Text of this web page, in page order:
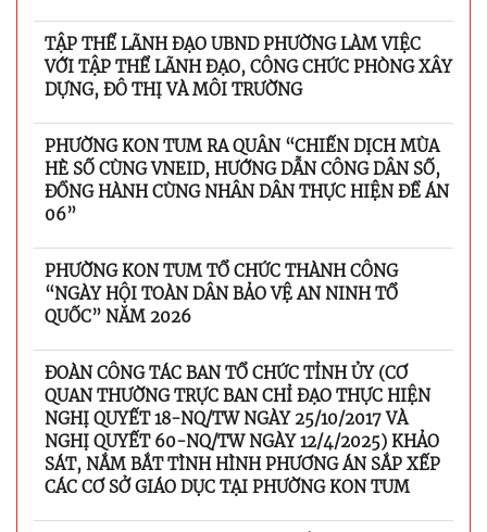
TẬP THỂ LÃNH ĐẠO UBND PHƯỜNG LÀM VIỆC
VỚI TẬP THỂ LÃNH ĐẠO, CÔNG CHỨC PHÒNG XÂY
DỰNG, ĐÔ THỊ VÀ MÔI TRƯỜNG
PHƯỜNG KON TUM RA QUÂN “CHIẾN DỊCH MÙA
HÈ SỐ CÙNG VNEID, HƯỚNG DẪN CÔNG DÂN SỐ,
ĐỒNG HÀNH CÙNG NHÂN DÂN THỰC HIỆN ĐỀ ÁN
06”
PHƯỜNG KON TUM TỔ CHỨC THÀNH CÔNG
“NGÀY HỘI TOÀN DÂN BẢO VỆ AN NINH TỔ
QUỐC” NĂM 2026
ĐOÀN CÔNG TÁC BAN TỔ CHỨC TỈNH ỦY (CƠ
QUAN THƯỜNG TRỰC BAN CHỈ ĐẠO THỰC HIỆN
NGHỊ QUYẾT 18-NQ/TW NGÀY 25/10/2017 VÀ
NGHỊ QUYẾT 60-NQ/TW NGÀY 12/4/2025) KHẢO
SÁT, NẮM BẮT TÌNH HÌNH PHƯƠNG ÁN SẮP XẾP
CÁC CƠ SỞ GIÁO DỤC TẠI PHƯỜNG KON TUM